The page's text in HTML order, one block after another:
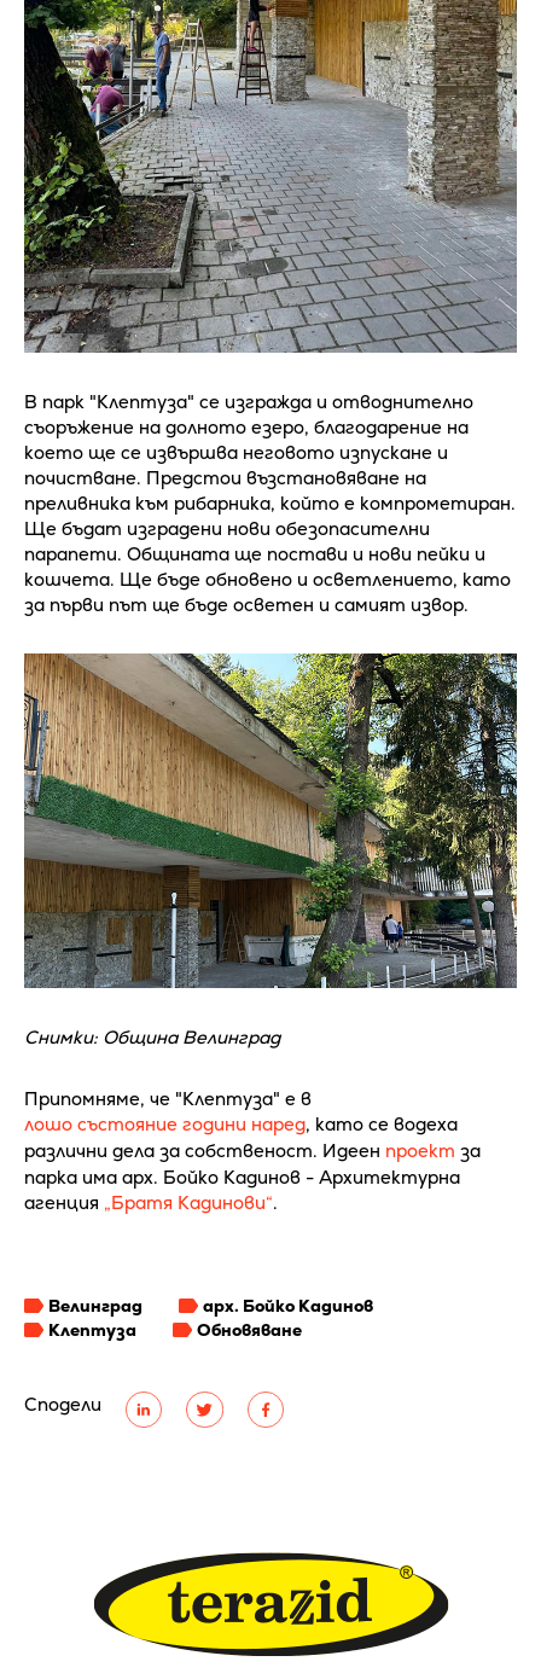
Сподели
В парк "Клептуза" се изгражда и отводнително
съоръжение на долното езеро, благодарение на
което ще се извършва неговото изпускане и
почистване. Предстои възстановяване на
преливника към рибарника, който е компрометиран.
Ще бъдат изградени нови обезопасителни
парапети. Общината ще постави и нови пейки и
кошчета. Ще бъде обновено и осветлението, като
за първи път ще бъде осветен и самият извор.
Снимки: Община Велинград
Припомняме, че "Клептуза" е в
лошо състояние години наред, като се водеха
различни дела за собственост. Идеен проект за
парка има арх. Бойко Кадинов - Архитектурна
агенция „Братя Кадинови“.
Велинград
арх. Бойко Кадинов
Клептуза
Обновяване